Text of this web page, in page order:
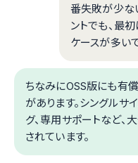
番失敗が少な
ントでも、最
ケースが多い
ちなみにOSS版にも有
があります。シングルサ
グ、専用サポートなど
されています。